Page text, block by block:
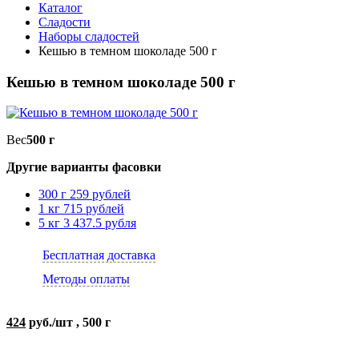
Каталог
Сладости
Наборы сладостей
Кешью в темном шоколаде 500 г
Кешью в темном шоколаде 500 г
Вес500 г
Другие варианты фасовки
300 г 259 рублей
1 кг 715 рублей
5 кг 3 437.5 рубля
Бесплатная доставка
Методы оплаты
424 руб./шт , 500 г